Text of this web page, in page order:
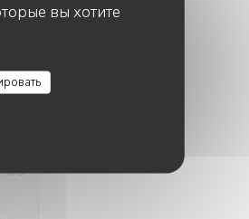
вы хотите
5/5